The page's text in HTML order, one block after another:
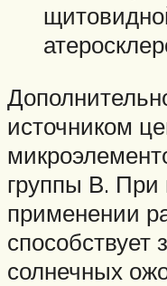
источником
группы В. При
применении
способствует
солнечных